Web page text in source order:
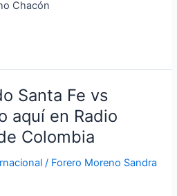
Chacón
Santa Fe vs
aquí en Radio
Colombia
/ Forero Moreno Sandra